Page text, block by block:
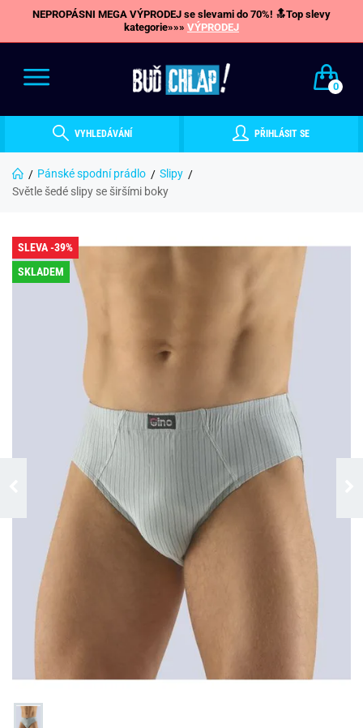
NEPROPÁSNI MEGA VÝPRODEJ se slevami do 70%! 🔝Top slevy
kategorie»»» VÝPRODEJ
0
VYHLEDÁVÁNÍ PŘIHLÁSIT SE
Pánské spodní prádlo
Slipy
Světle šedé slipy se širšími boky
SLEVA -39%
SKLADEM